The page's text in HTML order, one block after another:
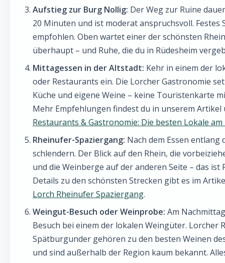
Aufstieg zur Burg Nollig: Der Weg zur Ruine
20 Minuten und ist moderat anspruchsvoll. Festes
empfohlen. Oben wartet einer der schönsten
überhaupt – und Ruhe, die du in Rüdesheim
Mittagessen in der Altstadt: Kehr in einem der
oder Restaurants ein. Die Lorcher Gastronomie
Küche und eigene Weine – keine Touristenkarte
Mehr Empfehlungen findest du in unserem
Restaurants & Gastronomie: Die besten Lokale am
Rheinufer-Spaziergang: Nach dem Essen entlang
schlendern. Der Blick auf den Rhein, die
und die Weinberge auf der anderen Seite – das ist
Details zu den schönsten Strecken gibt es im
Lorch Rheinufer Spaziergang.
Weingut-Besuch oder Weinprobe: Am
Besuch bei einem der lokalen Weingüter. Lorcher
Spätburgunder gehören zu den besten Weinen
und sind außerhalb der Region kaum bekannt.